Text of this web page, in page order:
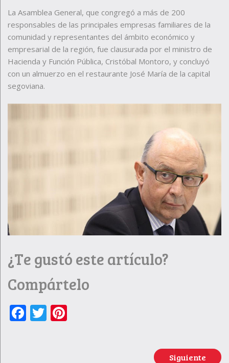
La Asamblea General, que congregó a más de 200
responsables de las principales empresas familiares de la
comunidad y representantes del ámbito económico y
empresarial de la región, fue clausurada por el ministro de
Hacienda y Función Pública, Cristóbal Montoro, y concluyó
con un almuerzo en el restaurante José María de la capital
segoviana.
¿Te gustó este artículo?
Compártelo
Facebook
Twitter
Siguiente